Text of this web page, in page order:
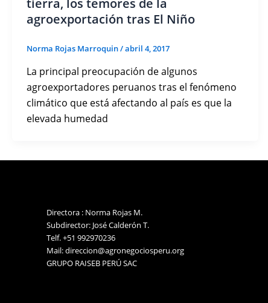
tierra, los temores de la
agroexportación tras El Niño
Norma Rojas Marroquin/abril 4, 2017
La principal preocupación de algunos
agroexportadores peruanos tras el fenómeno
climático que está afectando al país es que la
elevada humedad
Directora : Norma Rojas M.
Subdirector: José Calderón T.
Telf. +51 992970236
Mail: direccion@agronegociosperu.org
GRUPO RAISEB PERÚ SAC